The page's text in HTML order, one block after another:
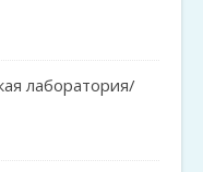
лаборатория/